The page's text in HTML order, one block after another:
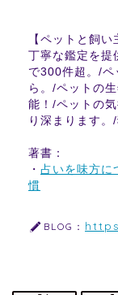
【ペットと飼
丁寧な鑑定を提
で300件超。/ペ
ら。/ペットの
能！/ペットの
り深まります
著書：
・ 占いを味方に
慣
BLOG：